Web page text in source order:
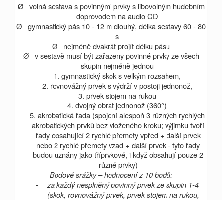
Ø volná sestava s povinnými prvky s libovolným hudebním
doprovodem na audio CD
Ø gymnastický pás 10 - 12 mdlouhý, délka sestavy 60 - 80
s
Ø
nejméně dvakrát projít délku pásu
Ø v sestavě musí být zařazeny povinné prvky ze všech
skupin nejméně jednou
1. gymnastický skok s velkým rozsahem,
2. rovnovážný prvek s výdrží v postoji jednonož,
3. prvek stojem na rukou
4. dvojný obrat jednonož (360°)
5. akrobatická řada (spojení alespoň 3 různých rychlých
akrobatických prvků bez vloženého kroku; výjimku tvoří
řady obsahující 2 rychlé přemety vpřed + další prvek
nebo 2 rychlé přemety vzad + další prvek - tyto řady
budou uznány jako tříprvkové, i když obsahují pouze 2
různé prvky)
Bodové srážky – hodnocení z 10 bodů:
-
za každý nesplněný povinný prvek ze skupin 1-4
(skok, rovnovážný prvek, prvek stojem na rukou,